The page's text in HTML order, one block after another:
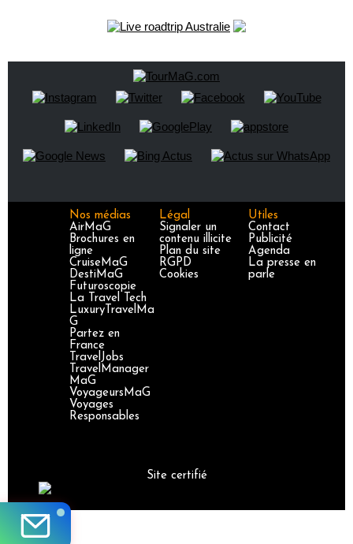
Nos médias
AirMaG
Brochures en
ligne
CruiseMaG
DestiMaG
Futuroscopie
La Travel Tech
LuxuryTravelMa
G
Partez en
France
TravelJobs
TravelManager
MaG
VoyageursMaG
Voyages
Responsables
Légal
Signaler un
contenu illicite
Plan du site
RGPD
Cookies
Utiles
Contact
Publicité
Agenda
La presse en
parle
Site certifié